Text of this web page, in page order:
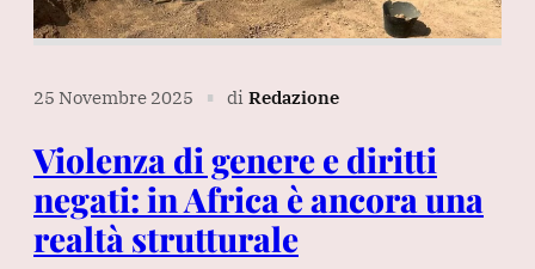
25 Novembre 2025 ∎ di Redazione
Violenza di genere e diritti
negati: in Africa è ancora una
realtà strutturale